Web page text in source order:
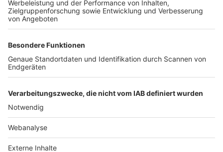
TOP-PARTNER
Nutzungsbedingungen Datenschutz Impressum